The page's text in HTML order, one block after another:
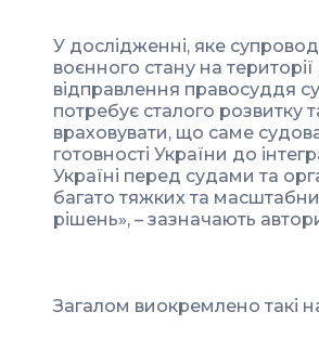
У дослідженні, яке
воєнного стану на
відправлення правосуддя
потребує сталого розвитку
враховувати, що саме
готовності України до
Україні перед судами та
багато тяжких та
рішень», – зазначають
Загалом виокремлено такі